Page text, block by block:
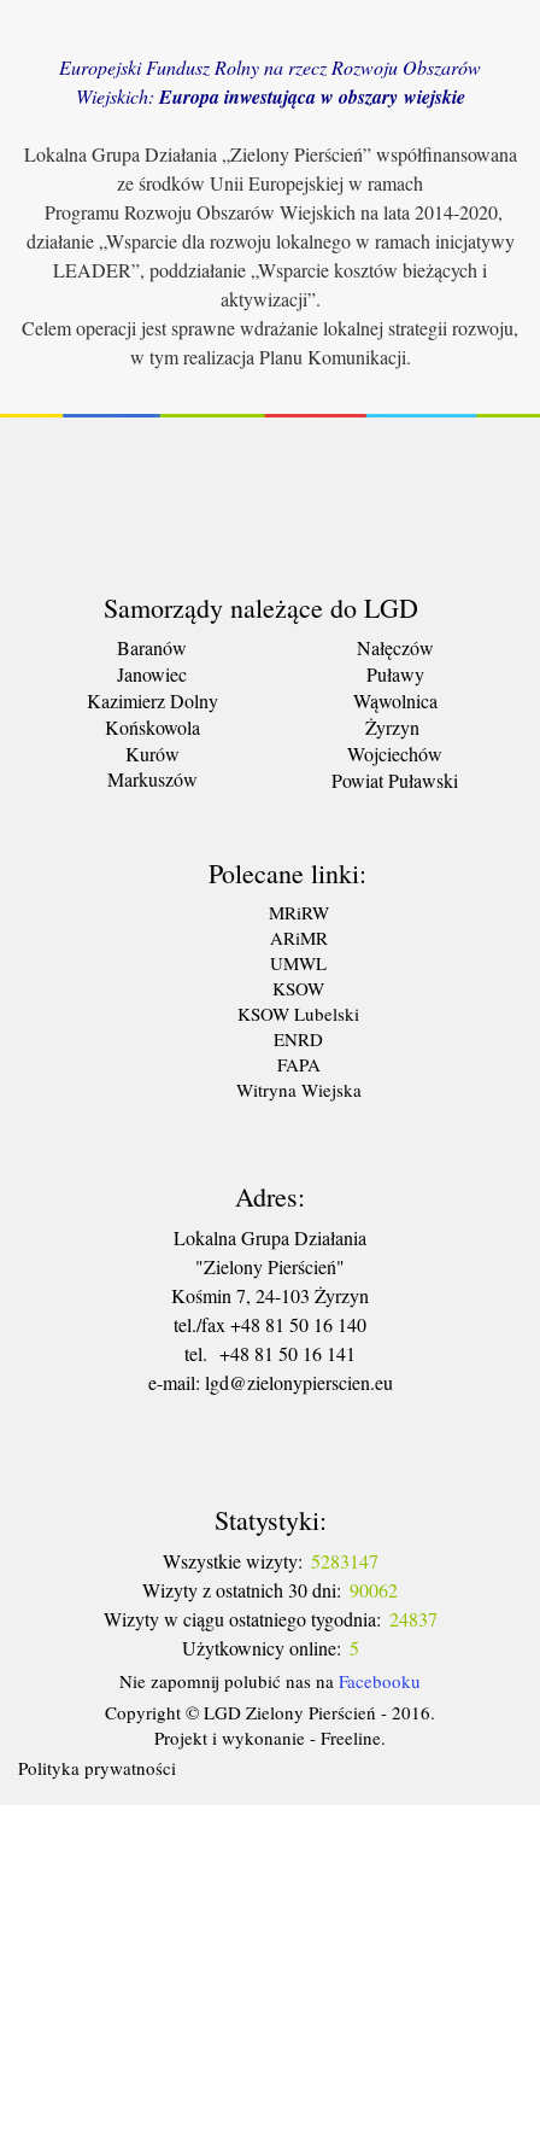
Europejski Fundusz Rolny na rzecz Rozwoju Obszarów
Wiejskich: Europa inwestująca w obszary wiejskie
Lokalna Grupa Działania „Zielony Pierścień” współfinansowana
ze środków Unii Europejskiej w ramach
Programu Rozwoju Obszarów Wiejskich na lata 2014-2020,
działanie „Wsparcie dla rozwoju lokalnego w ramach inicjatywy
LEADER”, poddziałanie „Wsparcie kosztów bieżących i
aktywizacji”.
Celem operacji jest sprawne wdrażanie lokalnej strategii rozwoju,
w tym realizacja Planu Komunikacji.
Samorządy należące do LGD
Baranów
Janowiec
Kazimierz Dolny
Końskowola
Kurów
Markuszów
Nałęczów
Puławy
Wąwolnica
Żyrzyn
Wojciechów
Powiat Puławski
Polecane linki:
MRiRW
ARiMR
UMWL
KSOW
KSOW Lubelski
ENRD
FAPA
Witryna Wiejska
Adres:
Lokalna Grupa Działania
"Zielony Pierścień"
Kośmin 7, 24-103 Żyrzyn
tel./fax +48 81 50 16 140
tel. +48 81 50 16 141
​e-mail: lgd@zielonypierscien.eu
Statystyki:
Wszystkie wizyty: 5283147
Wizyty z ostatnich 30 dni: 90062
Wizyty w ciągu ostatniego tygodnia: 24837
Użytkownicy online: 5
Nie zapomnij polubić nas na Facebooku
Copyright © LGD Zielony Pierścień - 2016.
Projekt i wykonanie - Freeline.
Polityka prywatności